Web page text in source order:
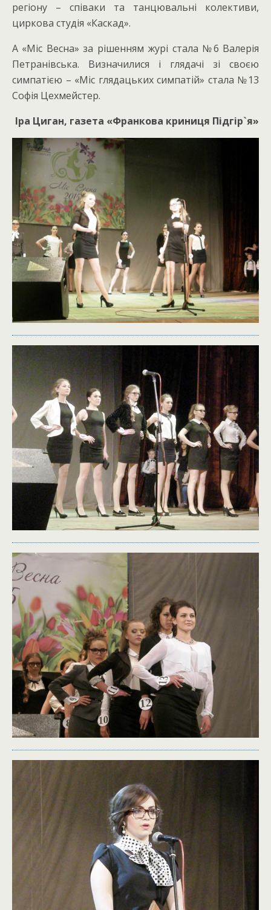
регіону – співаки та танцювальні колективи,
циркова студія «Каскад».
А «Міс Весна» за рішенням журі стала №6 Валерія
Петранівська. Визначилися і глядачі зі своєю
симпатією – «Міс глядацьких симпатій» стала №13
Софія Цехмейстер.
Іра Циган, газета «Франкова криниця Підгір`я»